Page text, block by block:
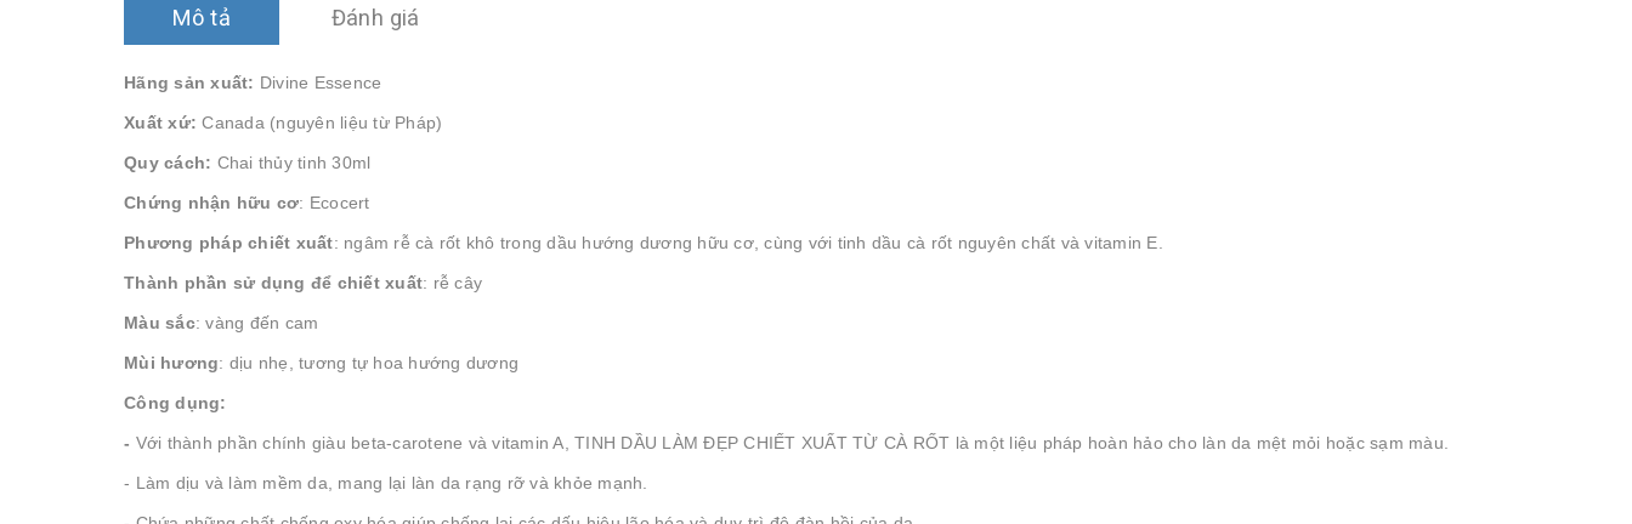
Mô tả Đánh giá
Hãng sản xuất: Divine Essence
Xuất xứ: Canada (nguyên liệu từ Pháp)
Quy cách: Chai thủy tinh 30ml
Chứng nhận hữu cơ: Ecocert
Phương pháp chiết xuất: ngâm rễ cà rốt khô trong dầu hướng dương hữu cơ, cùng với tinh dầu cà rốt nguyên chất và vitamin E.
Thành phần sử dụng để chiết xuất: rễ cây
Màu sắc: vàng đến cam
Mùi hương: dịu nhẹ, tương tự hoa hướng dương
Công dụng:
- Với thành phần chính giàu beta-carotene và vitamin A, TINH DẦU LÀM ĐẸP CHIẾT XUẤT TỪ CÀ RỐT là một liệu pháp hoàn hảo cho làn da mệt mỏi hoặc sạm màu.
- Làm dịu và làm mềm da, mang lại làn da rạng rỡ và khỏe mạnh.